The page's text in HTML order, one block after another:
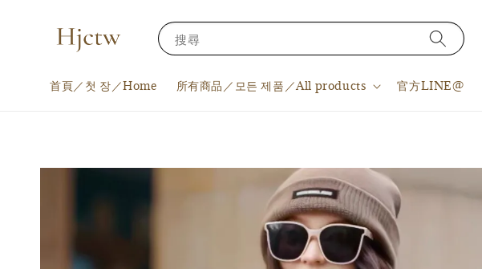
搜尋
首頁／첫 장／Home 所有商品／모든 제품／All products 官方LINE@